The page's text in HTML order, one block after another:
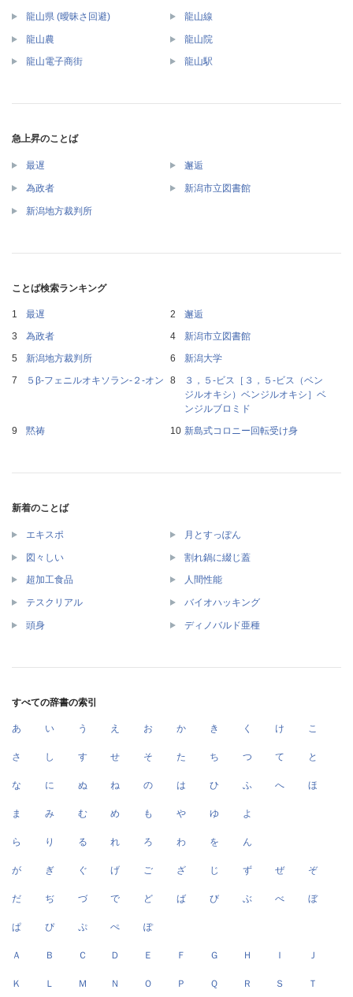
龍山県 (曖昧さ回避) 龍山線
龍山農 龍山院
龍山電子商街 龍山駅
急上昇のことば
最遅 邂逅
為政者 新潟市立図書館
新潟地方裁判所
ことば検索ランキング
最遅
邂逅
為政者
新潟市立図書館
新潟地方裁判所
新潟大学
５β‐フェニルオキソラン‐２‐オン
３，５‐ビス［３，５‐ビス（ベン
ジルオキシ）ベンジルオキシ］ベ
ンジルブロミド
黙祷
新島式コロニー回転受け身
新着のことば
エキスポ 月とすっぽん
図々しい 割れ鍋に綴じ蓋
超加工食品 人間性能
テスクリアル バイオハッキング
頭身 ディノバルド亜種
すべての辞書の索引
あ い う え お か き く け こ
さ し す せ そ た ち つ て と
な に ぬ ね の は ひ ふ へ ほ
ま み む め も や ゆ よ
ら り る れ ろ わ を ん
が ぎ ぐ げ ご ざ じ ず ぜ ぞ
だ ぢ づ で ど ば び ぶ べ ぼ
ぱ ぴ ぷ ぺ ぽ
Ａ Ｂ Ｃ Ｄ Ｅ Ｆ Ｇ Ｈ Ｉ Ｊ
Ｋ Ｌ Ｍ Ｎ Ｏ Ｐ Ｑ Ｒ Ｓ Ｔ